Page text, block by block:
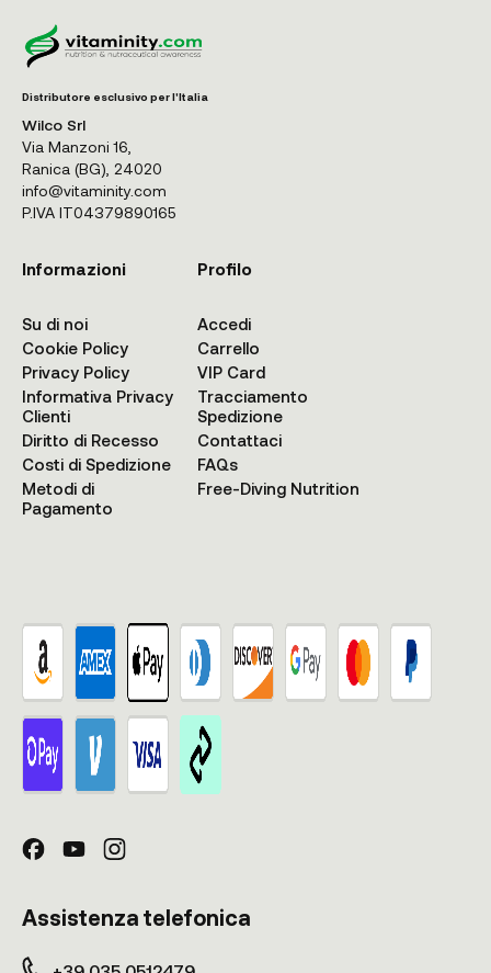
Distributore esclusivo per l'Italia
Wilco Srl
Via Manzoni 16,
Ranica (BG), 24020
info@vitaminity.com
P.IVA IT04379890165
Informazioni
Su di noi
Cookie Policy
Privacy Policy
Informativa Privacy
Clienti
Diritto di Recesso
Costi di Spedizione
Metodi di
Pagamento
Profilo
Accedi
Carrello
VIP Card
Tracciamento
Spedizione
Contattaci
FAQs
Free-Diving Nutrition
Assistenza telefonica